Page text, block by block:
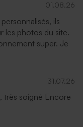
01.08.26
ils
les photos du site.
super. Je
31.07.26
très soigné Encore